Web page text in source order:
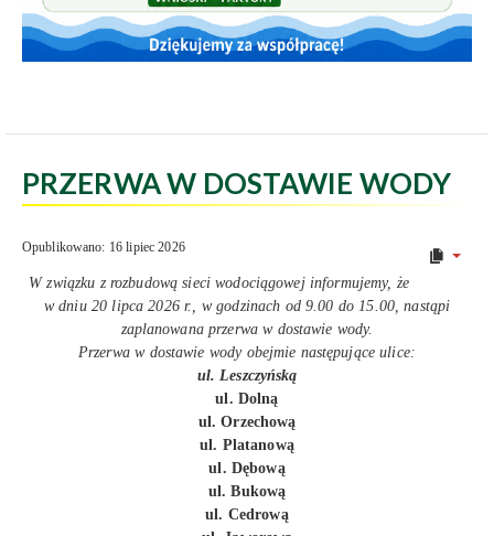
PRZERWA W DOSTAWIE WODY
Opublikowano: 16 lipiec 2026
W związku z rozbudową sieci wodociągowej informujemy, że
w dniu 20 lipca 2026 r., w godzinach od 9.00 do 15.00, nastąpi
zaplanowana przerwa w dostawie wody.
Przerwa w dostawie wody obejmie następujące ulice:
ul. Leszczyńską
ul. Dolną
ul. Orzechową
ul. Platanową
ul. Dębową
ul. Bukową
ul. Cedrową